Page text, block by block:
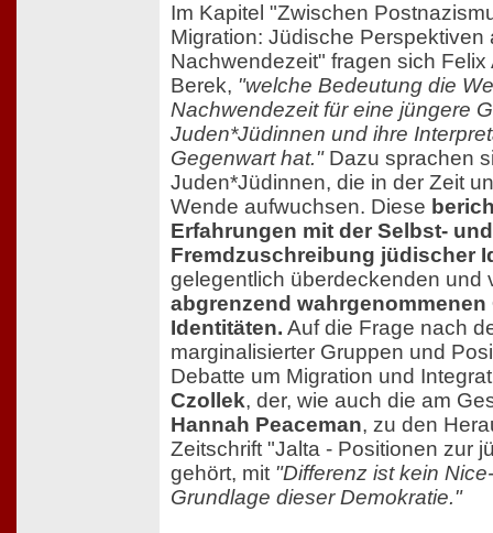
Im Kapitel "Zwischen
Migration: Jüdische Perspektiven
Nachwendezeit" fragen sich
Berek, "welche Bedeutung die
Nachwendezeit für eine jüngere
Juden*Jüdinnen und ihre
Gegenwart hat."Dazu sprachen
Juden*Jüdinnen, die in der Zeit
Wende aufwuchsen. Diese
Erfahrungen mit der Selbst- und
Fremdzuschreibung jüdischer
gelegentlich überdeckenden und
abgrenzend wahrgenommenen
Identitäten. Auf die Frage nach
marginalisierter Gruppen und
Debatte um Migration und
Czollek, der, wie auch die am
Hannah Peaceman, zu den
Zeitschrift "Jalta - Positionen zur
gehört, mit "Differenz ist kein
Grundlage dieser Demokratie."